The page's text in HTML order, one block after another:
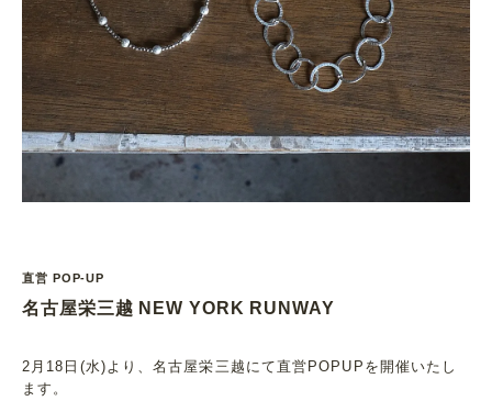
直営 POP-UP
名古屋栄三越 NEW YORK RUNWAY
2月18日(水)より、名古屋栄三越にて直営POPUPを開催いたし
ます。